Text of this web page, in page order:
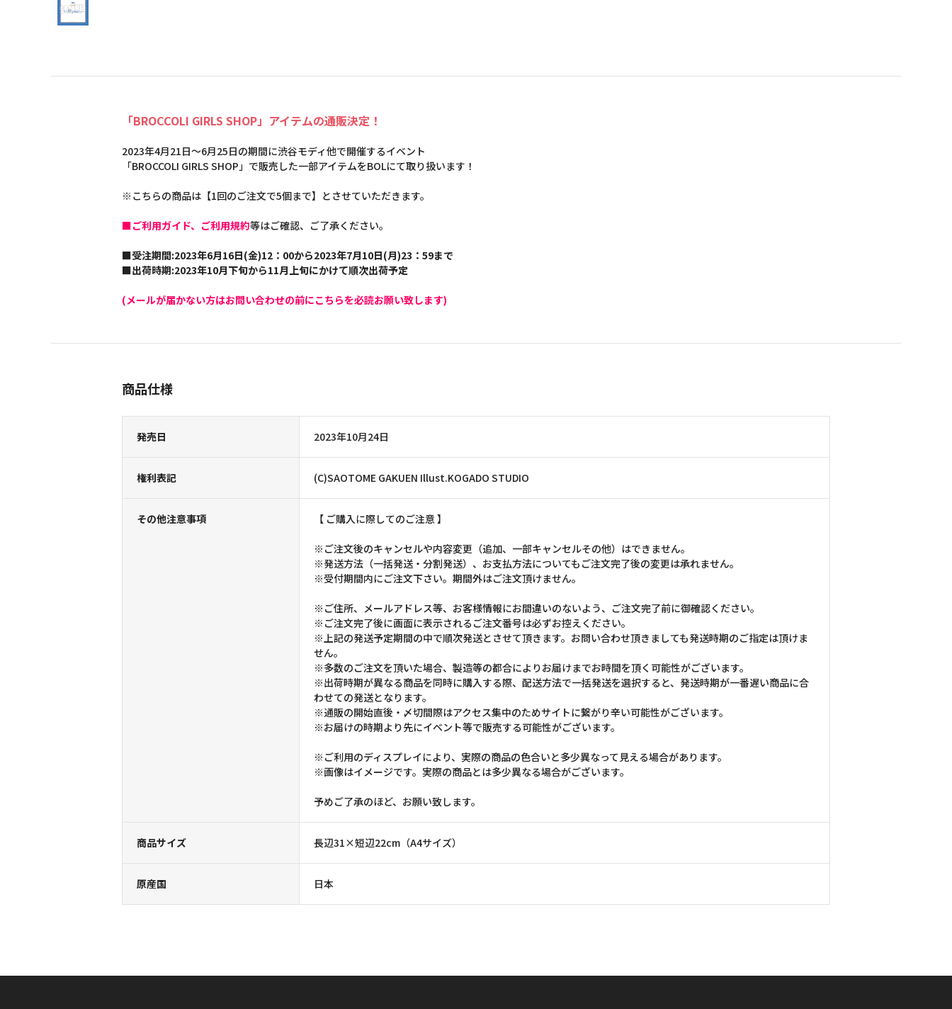
「BROCCOLI GIRLS SHOP」アイテムの通販決定！
2023年4月21日～6月25日の期間に渋谷モディ他で開催するイベント
「BROCCOLI GIRLS SHOP」で販売した一部アイテムをBOLにて取り扱います！
※こちらの商品は【1回のご注文で5個まで】とさせていただきます。
■ご利用ガイド、ご利用規約等はご確認、ご了承ください。
■受注期間:2023年6月16日(金)12：00から2023年7月10日(月)23：59まで
■出荷時期:2023年10月下旬から11月上旬にかけて順次出荷予定
(メールが届かない方はお問い合わせの前にこちらを必読お願い致します)
商品仕様
発売日 2023年10月24日
権利表記 (C)SAOTOME GAKUEN Illust.KOGADO STUDIO
その他注意事項 【 ご購入に際してのご注意 】
※ご注文後のキャンセルや内容変更（追加、一部キャンセルその他）はできません。
※発送方法（一括発送・分割発送）、お支払方法についてもご注文完了後の変更は承れません。
※受付期間内にご注文下さい。期間外はご注文頂けません。
※ご住所、メールアドレス等、お客様情報にお間違いのないよう、ご注文完了前に御確認ください。
※ご注文完了後に画面に表示されるご注文番号は必ずお控えください。
※上記の発送予定期間の中で順次発送とさせて頂きます。お問い合わせ頂きましても発送時期のご指定は頂けま
せん。
※多数のご注文を頂いた場合、製造等の都合によりお届けまでお時間を頂く可能性がございます。
※出荷時期が異なる商品を同時に購入する際、配送方法で一括発送を選択すると、発送時期が一番遅い商品に合
わせての発送となります。
※通販の開始直後・〆切間際はアクセス集中のためサイトに繋がり辛い可能性がございます。
※お届けの時期より先にイベント等で販売する可能性がございます。
※ご利用のディスプレイにより、実際の商品の色合いと多少異なって見える場合があります。
※画像はイメージです。実際の商品とは多少異なる場合がございます。
予めご了承のほど、お願い致します。
商品サイズ 長辺31×短辺22cm（A4サイズ）
原産国 日本